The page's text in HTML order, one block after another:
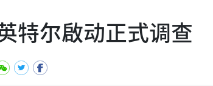
特尔啟动正式调查